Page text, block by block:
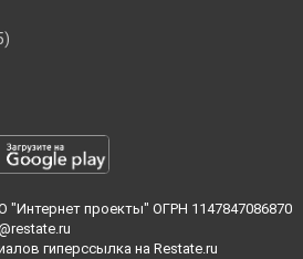
"Интернет проекты" ОГРН 1147847086870
гиперссылка на Restate.ru